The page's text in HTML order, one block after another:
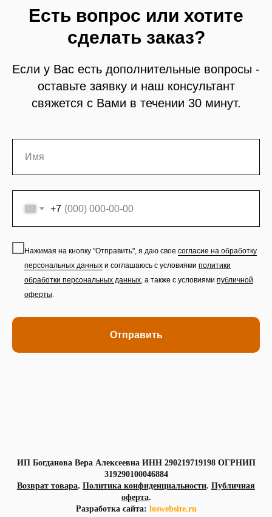
Есть вопрос или хотите
сделать заказ?
Если у Вас есть дополнительные вопросы -
оставьте заявку и наш консультант
свяжется с Вами в течении 30 минут.
+7
Нажимая на кнопку "Отправить", я даю свое согласие на обработку
персональных данных и соглашаюсь с условиями политики
обработки персональных данных, а также с условиями публичной
оферты.
Отправить
ИП Богданова Вера Алексеевна ИНН 290219719198 ОГРНИП
319290100046884
Возврат товара. Политика конфиденциальности. Публичная
оферта.
Разработка сайта: loswebsite.ru